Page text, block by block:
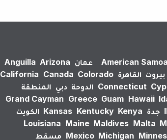
American Samoa عمان Anguilla Arizona
بيروت القاهرة California Canada Colorado
Connecticut الدوحة دبي المنطقة
Grand Cayman Greece Guam Hawaii
جدة Kansas Kentucky Kenya
الكويت
Louisiana Maine Maldives Malta
Mexico Michigan مسقط